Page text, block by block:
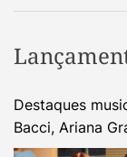
Destaques
Bacci, Ariana